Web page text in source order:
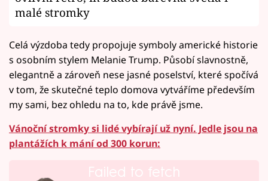
malé stromky
Celá výzdoba tedy propojuje symboly americké historie
s osobním stylem Melanie Trump. Působí slavnostně,
elegantně a zároveň nese jasné poselství, které spočívá
v tom, že skutečné teplo domova vytváříme především
my sami, bez ohledu na to, kde právě jsme.
Vánoční stromky si lidé vybírají už nyní. Jedle jsou na
plantážích k mání od 300 korun:
Failed to fetch